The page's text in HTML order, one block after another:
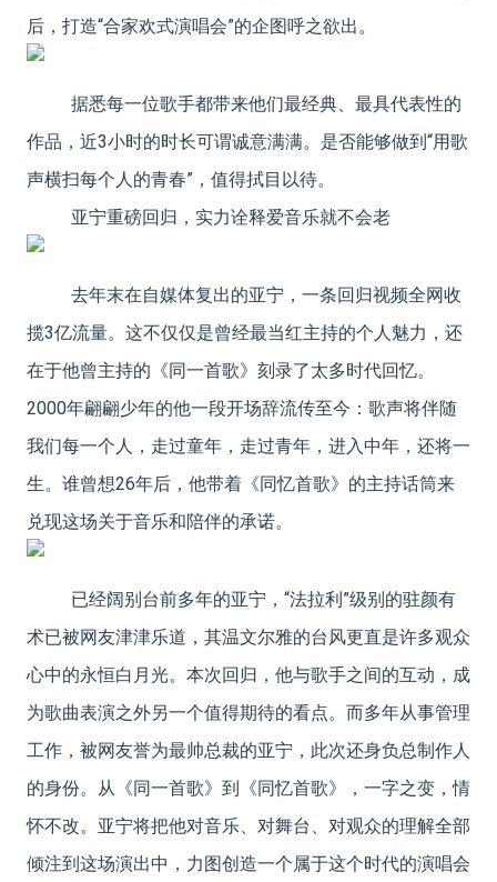
后，打造“合家欢式演唱会”的企图呼之欲出。
据悉每一位歌手都带来他们最经典、最具代表性的
作品，近3小时的时长可谓诚意满满。是否能够做到“用歌
声横扫每个人的青春”，值得拭目以待。
亚宁重磅回归，实力诠释爱音乐就不会老
去年末在自媒体复出的亚宁，一条回归视频全网收
揽3亿流量。这不仅仅是曾经最当红主持的个人魅力，还
在于他曾主持的《同一首歌》刻录了太多时代回忆。
2000年翩翩少年的他一段开场辞流传至今：歌声将伴随
我们每一个人，走过童年，走过青年，进入中年，还将一
生。谁曾想26年后，他带着《同忆首歌》的主持话筒来
兑现这场关于音乐和陪伴的承诺。
已经阔别台前多年的亚宁，“法拉利”级别的驻颜有
术已被网友津津乐道，其温文尔雅的台风更直是许多观众
心中的永恒白月光。本次回归，他与歌手之间的互动，成
为歌曲表演之外另一个值得期待的看点。而多年从事管理
工作，被网友誉为最帅总裁的亚宁，此次还身负总制作人
的身份。从《同一首歌》到《同忆首歌》，一字之变，情
怀不改。亚宁将把他对音乐、对舞台、对观众的理解全部
倾注到这场演出中，力图创造一个属于这个时代的演唱会